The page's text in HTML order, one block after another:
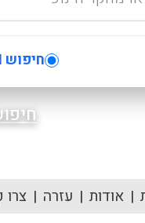
חיפוש AI
אודות עזרה